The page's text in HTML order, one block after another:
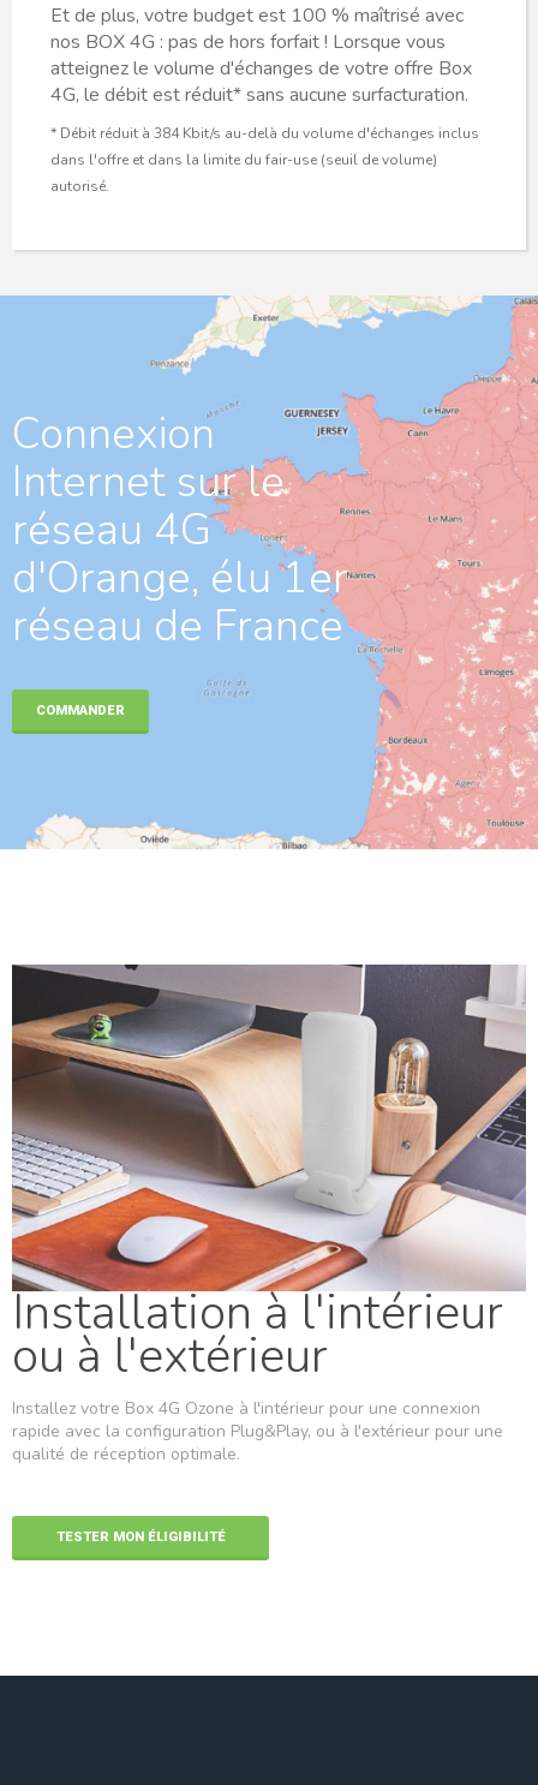
Et de plus, votre budget est 100 % maîtrisé avec
nos BOX 4G : pas de hors forfait ! Lorsque vous
atteignez le volume d'échanges de votre offre Box
4G, le débit est réduit* sans aucune surfacturation.
* Débit réduit à 384 Kbit/s au-delà du volume d'échanges inclus
dans l'offre et dans la limite du fair-use (seuil de volume)
autorisé.
Connexion
Internet sur le
réseau 4G
d'Orange, élu 1er
réseau de France
COMMANDER
Installation à l'intérieur
ou à l'extérieur
Installez votre Box 4G Ozone à l'intérieur pour une connexion
rapide avec la configuration Plug&Play, ou à l'extérieur pour une
qualité de réception optimale.
TESTER MON ÉLIGIBILITÉ